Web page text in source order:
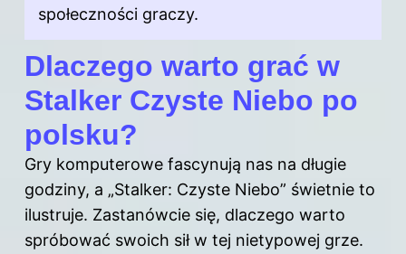
społeczności graczy.
Dlaczego warto grać w
Stalker Czyste Niebo po
polsku?
Gry komputerowe fascynują nas na długie
godziny, a „Stalker: Czyste Niebo” świetnie to
ilustruje. Zastanówcie się, dlaczego warto
spróbować swoich sił w tej nietypowej grze.